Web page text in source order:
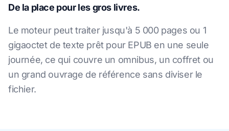
De la place pour les gros livres.
Le moteur peut traiter jusqu'à 5 000 pages ou 1
gigaoctet de texte prêt pour EPUB en une seule
journée, ce qui couvre un omnibus, un coffret ou
un grand ouvrage de référence sans diviser le
fichier.